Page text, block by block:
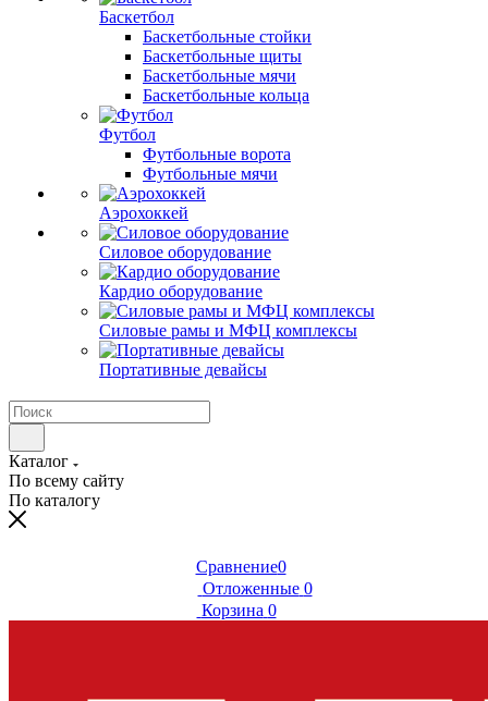
Баскетбол
Баскетбольные стойки
Баскетбольные щиты
Баскетбольные мячи
Баскетбольные кольца
Футбол
Футбольные ворота
Футбольные мячи
Аэрохоккей
Силовое оборудование
Кардио оборудование
Силовые рамы и МФЦ комплексы
Портативные девайсы
Каталог
По всему сайту
По каталогу
Сравнение0
Отложенные 0
Корзина 0